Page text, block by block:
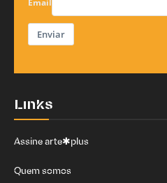
Email
Enviar
Links
Assine arte✱plus
Quem somos